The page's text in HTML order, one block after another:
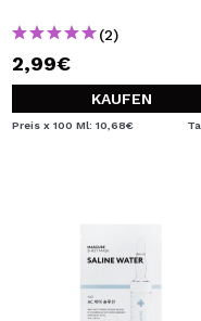
(2)
2,99€
KAUFEN
Preis x 100 Ml: 10,68€